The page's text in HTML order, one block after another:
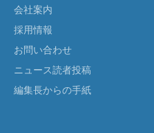
会社案内
採用情報
お問い合わせ
ニュース読者投稿
編集長からの手紙